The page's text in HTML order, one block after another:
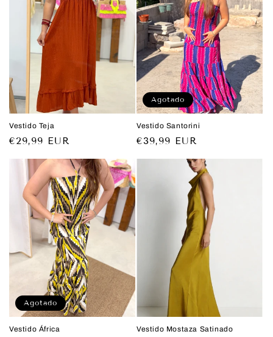
Vestido Teja
Precio
€29,99 EUR
Agotado
Vestido Santorini
Precio
€39,99 EUR
Agotado
Vestido África Vestido Mostaza Satinado